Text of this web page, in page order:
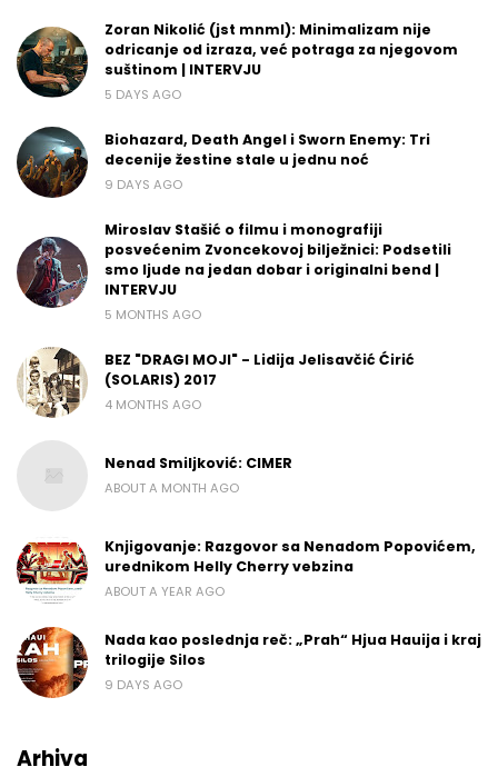
Zoran Nikolić (jst mnml): Minimalizam nije
odricanje od izraza, već potraga za njegovom
suštinom | INTERVJU
5 DAYS AGO
Biohazard, Death Angel i Sworn Enemy: Tri
decenije žestine stale u jednu noć
9 DAYS AGO
Miroslav Stašić o filmu i monografiji
posvećenim Zvoncekovoj bilježnici: Podsetili
smo ljude na jedan dobar i originalni bend |
INTERVJU
5 MONTHS AGO
BEZ "DRAGI MOJI" - Lidija Jelisavčić Ćirić
(SOLARIS) 2017
4 MONTHS AGO
Nenad Smiljković: CIMER
ABOUT A MONTH AGO
Knjigovanje: Razgovor sa Nenadom Popovićem,
urednikom Helly Cherry vebzina
ABOUT A YEAR AGO
Nada kao poslednja reč: „Prah“ Hjua Hauija i kraj
trilogije Silos
9 DAYS AGO
Arhiva